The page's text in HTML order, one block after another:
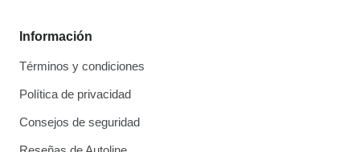
Información
Términos y condiciones
Política de privacidad
Consejos de seguridad